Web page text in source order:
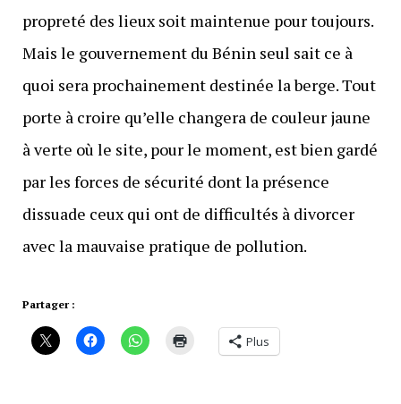
propreté des lieux soit maintenue pour toujours.
Mais le gouvernement du Bénin seul sait ce à
quoi sera prochainement destinée la berge. Tout
porte à croire qu’elle changera de couleur jaune
à verte où le site, pour le moment, est bien gardé
par les forces de sécurité dont la présence
dissuade ceux qui ont de difficultés à divorcer
avec la mauvaise pratique de pollution.
Partager :
Plus